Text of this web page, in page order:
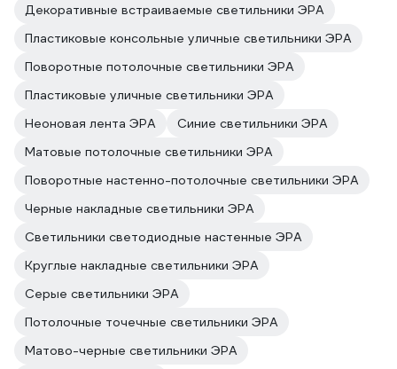
Декоративные встраиваемые светильники ЭРА
Пластиковые консольные уличные светильники ЭРА
Поворотные потолочные светильники ЭРА
Пластиковые уличные светильники ЭРА
Неоновая лента ЭРА
Синие светильники ЭРА
Матовые потолочные светильники ЭРА
Поворотные настенно-потолочные светильники ЭРА
Черные накладные светильники ЭРА
Светильники светодиодные настенные ЭРА
Круглые накладные светильники ЭРА
Серые светильники ЭРА
Потолочные точечные светильники ЭРА
Матово-черные светильники ЭРА